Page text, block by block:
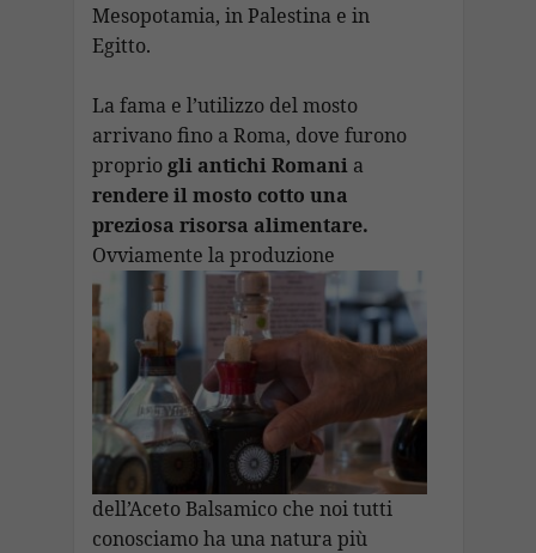
Mesopotamia, in Palestina e in
Egitto.
La fama e l’utilizzo del mosto
arrivano fino a Roma, dove furono
proprio gli antichi Romania
rendere il mosto cotto una
preziosa risorsa alimentare.
Ovviamente la produzione
dell’Aceto Balsamico che noi tutti
conosciamo ha una natura più